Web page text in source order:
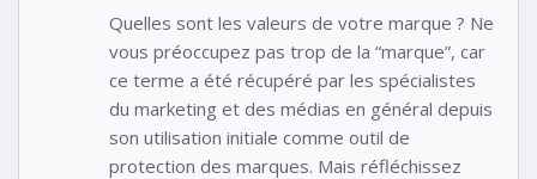
Quelles sont les valeurs de votre marque ? Ne
vous préoccupez pas trop de la “marque”, car
ce terme a été récupéré par les spécialistes
du marketing et des médias en général depuis
son utilisation initiale comme outil de
protection des marques. Mais réfléchissez